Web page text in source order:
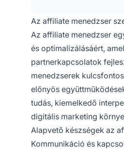
Az affiliate menedzser
Az affiliate menedzser
és optimalizálásáért,
partnerkapcsolatok
menedzserek
előnyös
tudás, kiemelkedő
digitális marketing
Alapvető készségek az
Kommunikáció és